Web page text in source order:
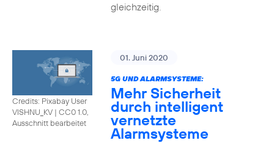
gleichzeitig.
Credits: Pixabay User
VISHNU_KV | CC0 1.0,
Ausschnitt bearbeitet
01. Juni 2020
5G UND ALARMSYSTEME:
Mehr Sicherheit
durch intelligent
vernetzte
Alarmsysteme